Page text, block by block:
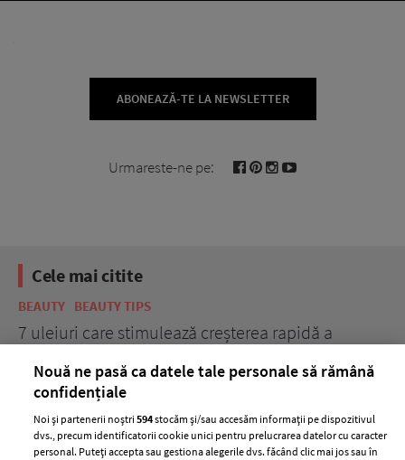
ABONEAZĂ-TE LA NEWSLETTER
Urmareste-ne pe:
Cele mai citite
BEAUTY BEAUTY TIPS
7 uleiuri care stimulează creșterea rapidă a
Nouă ne pasă ca datele tale personale să rămână
confidențiale
Noi și partenerii noștri594stocăm și/sau accesăm informații pe dispozitivul
dvs., precum identificatorii cookie unici pentru prelucrarea datelor cu caracter
personal. Puteți accepta sau gestiona alegerile dvs. făcând clic mai jos sau în